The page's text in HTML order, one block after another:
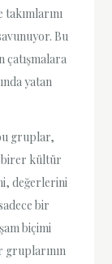
Bu
çatışmalara
yatan
gruplar,
birer kültür
değerlerini
bir
biçimi
gruplarının